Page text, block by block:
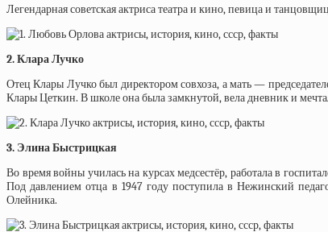
Легендарная советская актриса театра и кино, певица и
2. Клара Лучко
Отец Клары Лучко был директором совхоза, а мать —
Клары Цеткин. В школе она была замкнутой, вела дневник и
3. Элина Быстрицкая
Во время войны училась на курсах медсестёр, работала в
Под давлением отца в 1947 году поступила в Нежинский
Олейника.